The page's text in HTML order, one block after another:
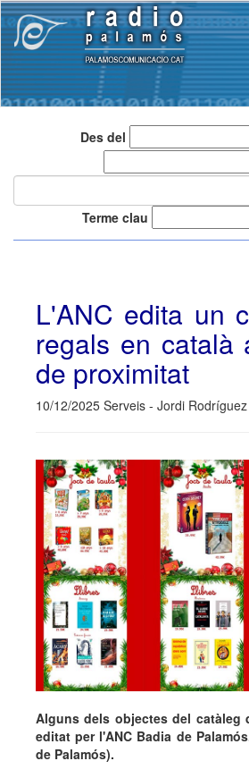
Des del
Terme clau
L'ANC edita un
regals en català
de proximitat
10/12/2025 Serveis - Jordi Rodríguez
Alguns dels objectes del catàleg
editat per l'ANC Badia de
de Palamós).